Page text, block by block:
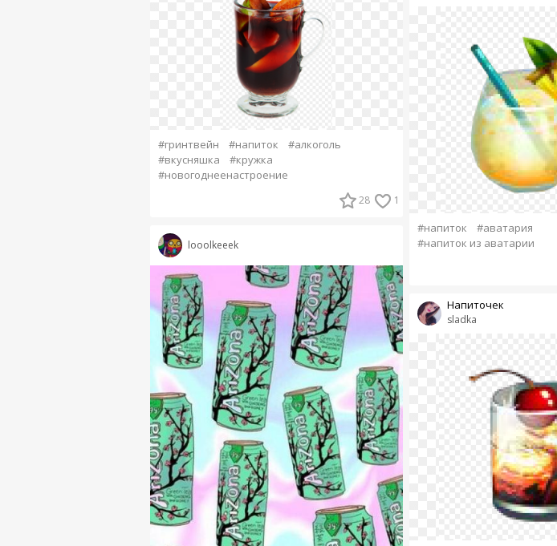
#гринтвейн #напиток
#алкоголь
#вкусняшка
#кружка
#новогоднеенастроение
28 1
looolkeeek
#напиток
#аватария
#напиток из аватарии
sladka
Напиточек